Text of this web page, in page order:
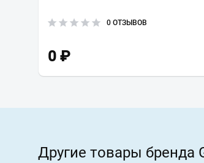
0 ОТЗЫВОВ
0 ₽
Другие товары бренда